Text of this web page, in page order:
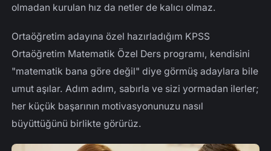
olmadan kurulan hız da netler de kalıcı olmaz.
Ortaöğretim adayına özel hazırladığım KPSS
Ortaöğretim Matematik Özel Ders programı, kendisini
"matematik bana göre değil" diye görmüş adaylara bile
umut aşılar. Adım adım, sabırla ve sizi yormadan ilerler;
her küçük başarının motivasyonunuzu nasıl
büyüttüğünü birlikte görürüz.